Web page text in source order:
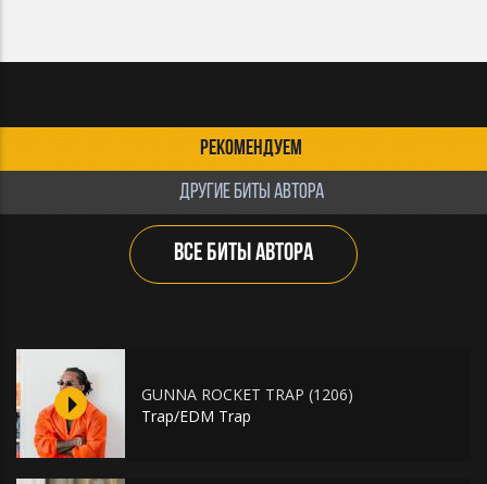
РЕКОМЕНДУЕМ
ДРУГИЕ БИТЫ АВТОРА
ВСЕ БИТЫ АВТОРА
GUNNA ROCKET TRAP (1206)
Trap/EDM Trap